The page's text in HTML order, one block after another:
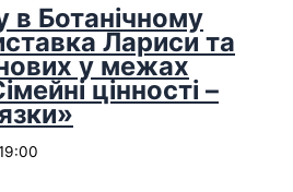
в Ботанічному
Лариси та
у межах
цінності –